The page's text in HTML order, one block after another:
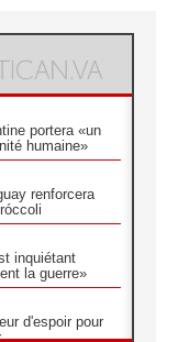
portera «un
humaine»
renforcera
inquiétant
la guerre»
d'espoir pour